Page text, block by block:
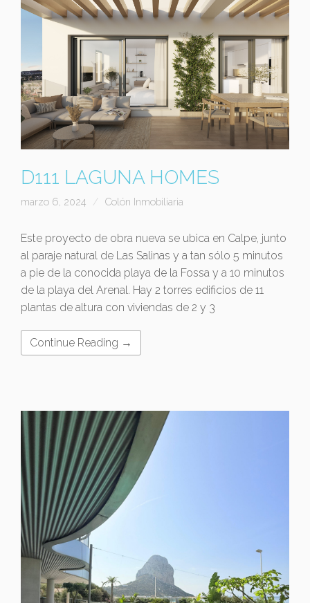
D111 LAGUNA HOMES
marzo 6, 2024 Colón Inmobiliaria
Este proyecto de obra nueva se ubica en Calpe, junto
al paraje natural de Las Salinas y a tan sólo 5 minutos
a pie de la conocida playa de la Fossa y a 10 minutos
de la playa del Arenal. Hay 2 torres edificios de 11
plantas de altura con viviendas de 2 y 3
Continue Reading →